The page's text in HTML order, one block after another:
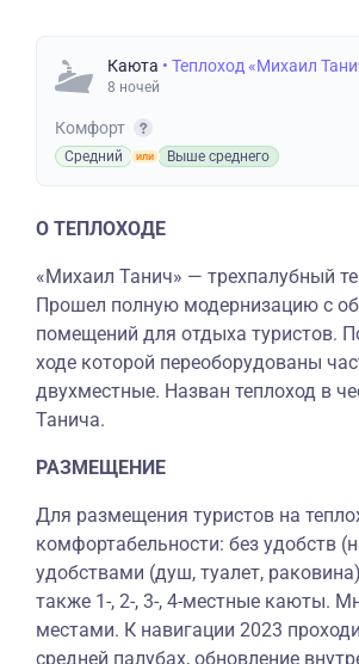
Каюта • Теплоход «Михаил
8 ночей
Комфорт
Средний Выше среднего
О ТЕПЛОХОДЕ
«Михаил Танич» — трехпалубный
Прошел полную модернизацию с
помещений для отдыха туристов.
ходе которой переоборудованы
двухместные. Назван теплоход в
Танича.
РАЗМЕЩЕНИЕ
Для размещения туристов на
комфортабельности: без удобств
удобствами (душ, туалет,
также 1-, 2-, 3-, 4-местные каюты.
местами. К навигации 2023
средней палубах, обновление